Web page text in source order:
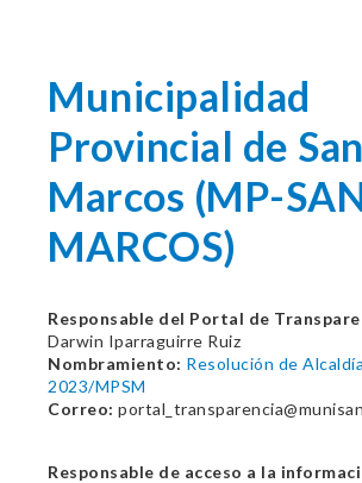
Municipalidad
Provincial de San
Marcos (MP-
MARCOS)
Responsable del Portal de
Darwin Iparraguirre Ruiz
Nombramiento: Resolución de
2023/MPSM
Correo:
Responsable de acceso a la